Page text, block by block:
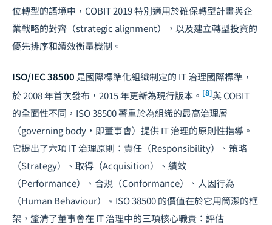
位轉型的語境中，COBIT 2019 特別適用於確保轉型計畫與企
業戰略的對齊（strategic alignment），以及建立轉型投資的
優先排序和績效衡量機制。
ISO/IEC 38500是國際標準化組織制定的 IT 治理國際標準，
於 2008 年首次發布，2015 年更新為現行版本。 [8]與 COBIT
的全面性不同，ISO 38500 著重於為組織的最高治理層
（governing body，即董事會）提供 IT 治理的原則性指導。
它提出了六項 IT 治理原則：責任（Responsibility）、策略
（Strategy）、取得（Acquisition）、績效
（Performance）、合規（Conformance）、人因行為
（Human Behaviour）。ISO 38500 的價值在於它用簡潔的框
架，釐清了董事會在 IT 治理中的三項核心職責：評估